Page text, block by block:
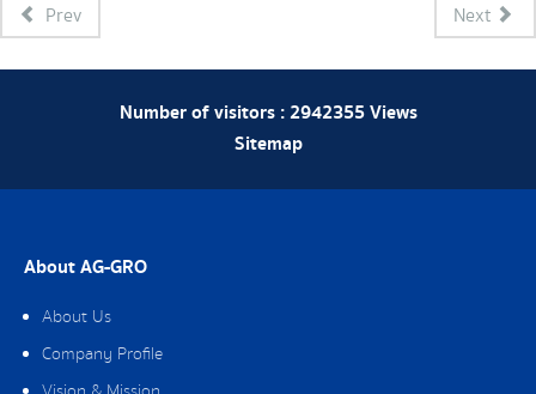
Prev Next
Number of visitors :2942355Views
Sitemap
About AG-GRO
About Us
Company Profile